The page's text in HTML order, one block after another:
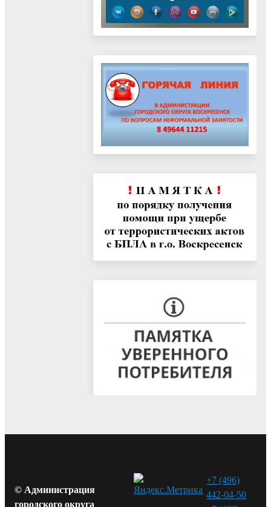
© Администрация
городского округа
+7 (496)
442-04-50